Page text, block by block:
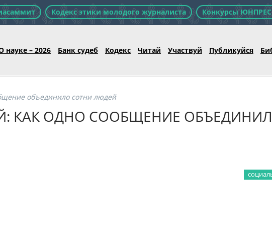
Кодекс этики молодого журналиста Конкурсы
науке – 2026 Банк судеб Кодекс Читай Участвуй Публикуйся
объединило сотни людей
КАК ОДНО СООБЩЕНИЕ